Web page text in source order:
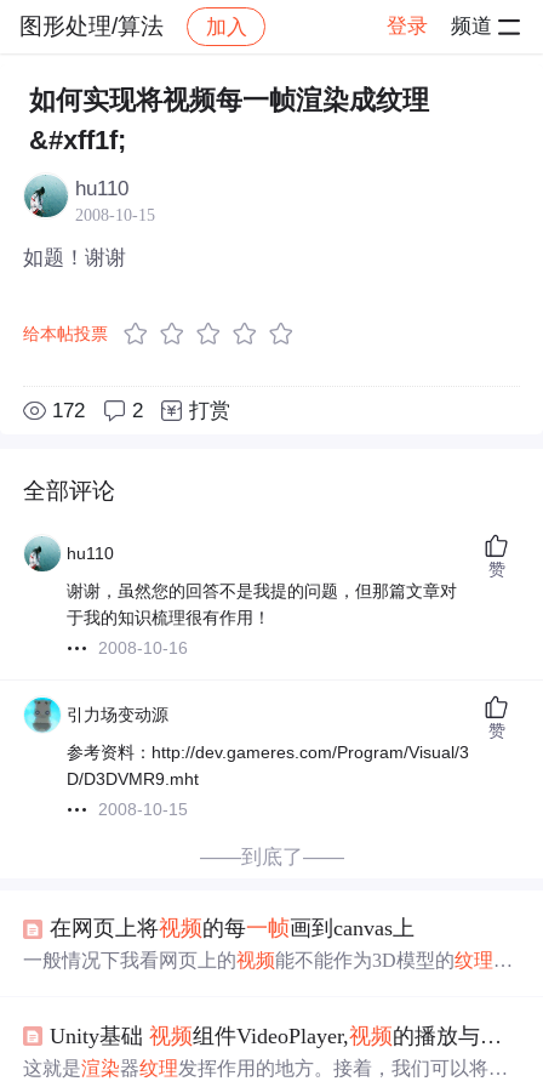
图形处理/算法 加入 登录 频道
社区 图形处理/算法 帖子详情
如何实现将视频每一帧渲染成纹理
&#xff1f;
hu110
2008-10-15
如题！谢谢
给本帖投票
172 2 打赏
全部评论
hu110
谢谢，虽然您的回答不是我提的问题，但那篇文章对
于我的知识梳理很有作用！
2008-10-16
赞
引力场变动源
参考资料：http://dev.gameres.com/Program/Visual/3
D/D3DVMR9.mht
2008-10-15
赞
——到底了——
在网页上将视频的每一帧画到canvas上
一般情况下我看网页上的视频能不能作为3D模型的纹理，
一个canvas的HTML5的代码。 Android video play body {mar
gin:0; overflow:hidden;} /* use the complete page */
Unity基础视频组件VideoPlayer,视频的播放与控制
这就是渲染器纹理发挥作用的地方。接着，我们可以将该